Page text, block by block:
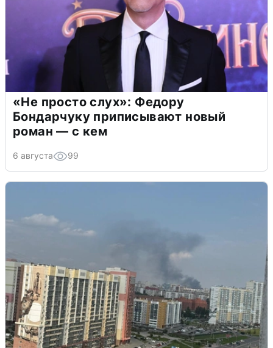
«Не просто слух»: Федору
Бондарчуку приписывают новый
роман — с кем
6 августа 99